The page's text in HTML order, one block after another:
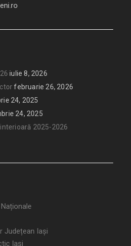
iulie 8, 2026
februarie 26, 2026
24, 2025
24, 2025
2025-2026
Județean Iași
Iași